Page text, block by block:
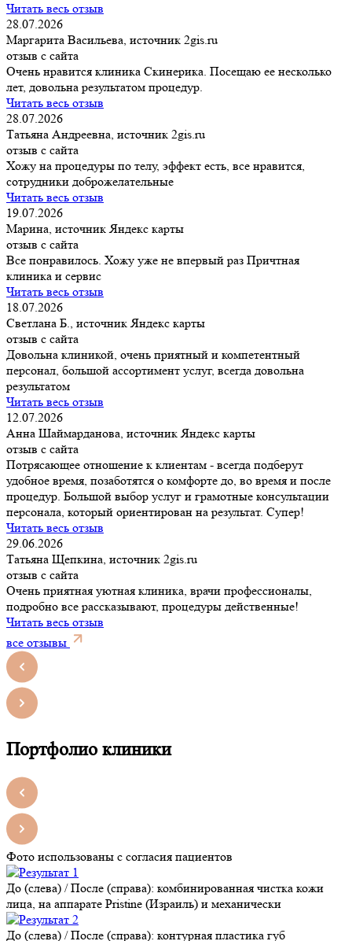
Читать весь отзыв
28.07.2026
Маргарита Васильева, источник 2gis.ru
отзыв с сайта
Очень нравится клиника Скинерика. Посещаю ее несколько
лет, довольна результатом процедур.
Читать весь отзыв
28.07.2026
Татьяна Андреевна, источник 2gis.ru
отзыв с сайта
Хожу на процедуры по телу, эффект есть, все нравится,
сотрудники доброжелательные
Читать весь отзыв
19.07.2026
Марина, источник Яндекс карты
отзыв с сайта
Все понравилось. Хожу уже не впервый раз Причтная
клиника и сервис
Читать весь отзыв
18.07.2026
Светлана Б., источник Яндекс карты
отзыв с сайта
Довольна клиникой, очень приятный и компетентный
персонал, большой ассортимент услуг, всегда довольна
результатом
Читать весь отзыв
12.07.2026
Анна Шаймарданова, источник Яндекс карты
отзыв с сайта
Потрясающее отношение к клиентам - всегда подберут
удобное время, позаботятся о комфорте до, во время и после
процедур. Большой выбор услуг и грамотные консультации
персонала, который ориентирован на результат. Супер!
Читать весь отзыв
29.06.2026
Татьяна Щепкина, источник 2gis.ru
отзыв с сайта
Очень приятная уютная клиника, врачи профессионалы,
подробно все рассказывают, процедуры действенные!
Читать весь отзыв
все отзывы
Портфолио клиники
Фото использованы с согласия пациентов
До (слева) / После (справа): комбинированная чистка кожи
лица, на аппарате Pristine (Израиль) и механически
До (слева) / После (справа): контурная пластика губ